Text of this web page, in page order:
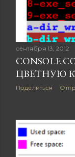
сентября 13, 2012
CONSOLE
ЦВЕТНУЮ
Поделиться